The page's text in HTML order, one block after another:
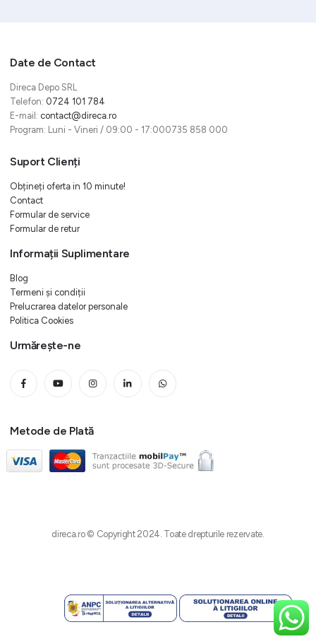
Date de Contact
Direca Depo SRL
Telefon: 0724 101 784
E-mail: contact@direca.ro
Program: Luni - Vineri / 09:00 - 17:000735 858 000
Suport Clienți
Obțineți oferta in 10 minute!
Contact
Formular de service
Formular de retur
Informații Suplimentare
Blog
Termeni și condiții
Prelucrarea datelor personale
Politica Cookies
Urmărește-ne
Metode de Plată
direca.ro © Copyright 2024. Toate drepturile rezervate.